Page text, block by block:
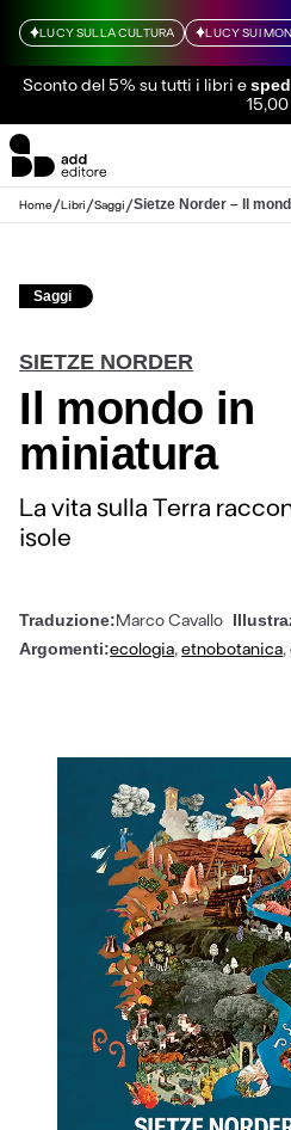
LUCY SULLA CULTURA LUCY SUI
Sconto del 5% su tutti i libri e
15,00
Home/Libri/Saggi/Sietze Norder – Il
Saggi
SIETZE NORDER
Il mondo in
miniatura
La vita sulla Terra
isole
Traduzione:Marco Cavallo
Argomenti:ecologia,etnobotanica,